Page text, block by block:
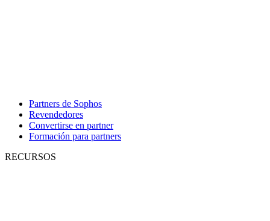
Partners de Sophos
Revendedores
Convertirse en partner
Formación para partners
RECURSOS